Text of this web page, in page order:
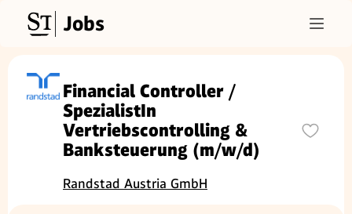
Jobs
Financial Controller /
SpezialistIn
Vertriebscontrolling &
Banksteuerung (m/w/d)
Randstad Austria GmbH